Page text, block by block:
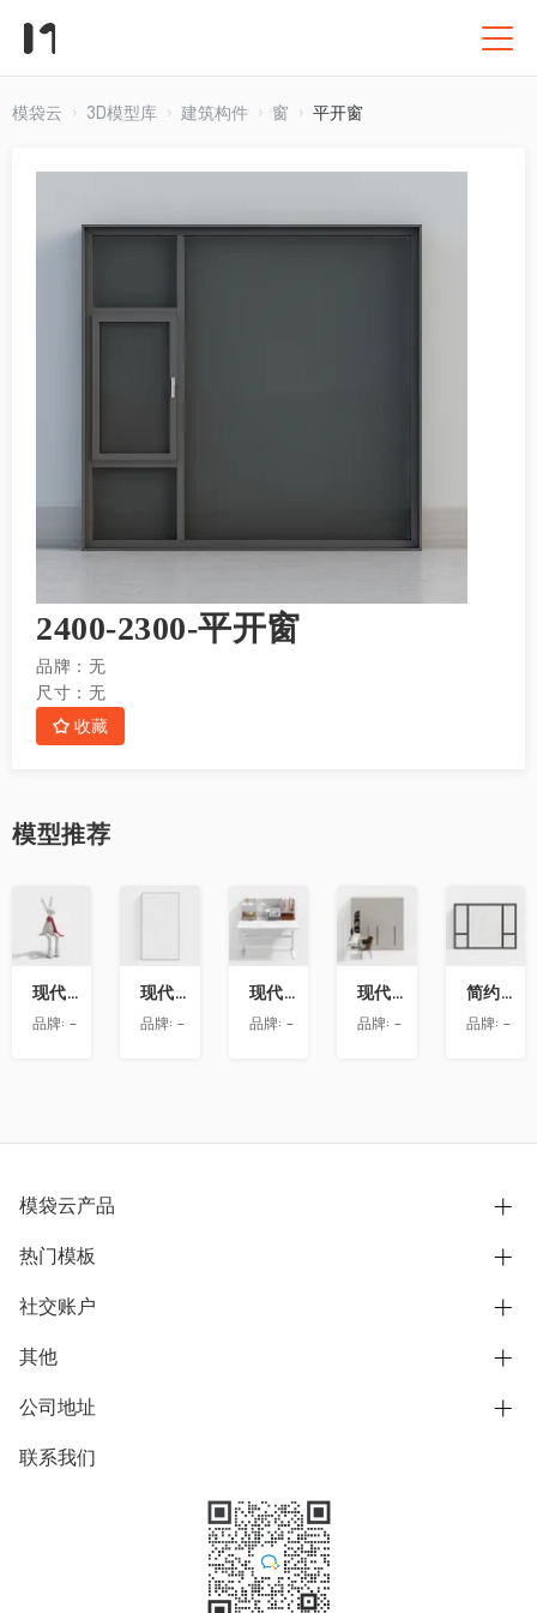
模袋云 3D模型库 建筑构件 窗 平开窗
2400-2300-平开窗
品牌： 无
尺寸： 无
收藏
模型推荐
藏
现代兔子艺术雕塑摆件
品牌: -
现代玻璃隔断
品牌: -
收
藏
现代书桌
品牌: -
收
藏
现代衣柜带转角书桌
品牌: -
收
藏
简约房屋推拉窗
品牌: -
模袋云产品
别墅设计营销
模型协同展示分享
别墅社区
别墅模板
热门模板
欧式别墅
中式别墅
日式别墅
社交账户
B站
抖音
微信公众号
其他
用户服务协议
隐私政策
公司地址
上海市浦东新区东方路1215-1217号
联系我们